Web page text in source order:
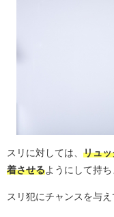
スリに対しては、 リュッ
着させるようにして持ち
スリ犯にチャンスを与え